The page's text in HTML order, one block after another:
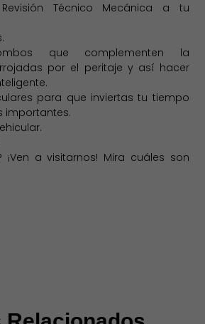
Técnico Mecánica a tu
que complementen la
por el peritaje y así hacer
para que inviertas tu tiempo
importantes.
¡Ven a visitarnos! Mira cuáles son